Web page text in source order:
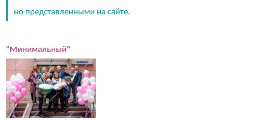
но представленными на сайте.
"Минимальный"